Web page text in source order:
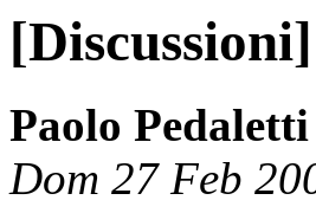
Paolo Pedaletti
Dom 27 Feb